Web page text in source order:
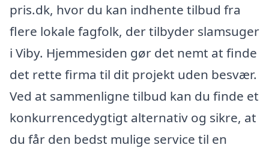
pris.dk, hvor du kan indhente tilbud fra
flere lokale fagfolk, der tilbyder slamsuger
i Viby. Hjemmesiden gør det nemt at finde
det rette firma til dit projekt uden besvær.
Ved at sammenligne tilbud kan du finde et
konkurrencedygtigt alternativ og sikre, at
du får den bedst mulige service til en